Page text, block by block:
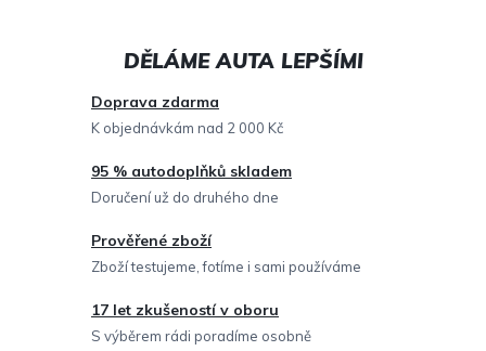
a
í
p
r
y
v
ý
Doprava zdarma
K objednávkám nad 2 000 Kč
95 % autodoplňků skladem
Doručení už do druhého dne
Prověřené zboží
Zboží testujeme, fotíme i sami používáme
17 let zkušeností v oboru
S výběrem rádi poradíme osobně